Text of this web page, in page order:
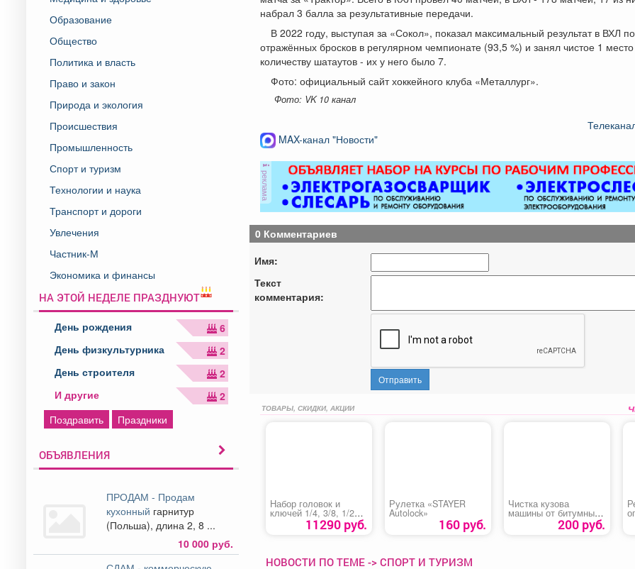
Образование
Общество
Политика и власть
Право и закон
Природа и экология
Происшествия
Промышленность
Спорт и туризм
Технологии и наука
Транспорт и дороги
Увлечения
Частник-М
Экономика и финансы
НА ЭТОЙ НЕДЕЛЕ ПРАЗДНУЮТ
День рождения
6
День физкультурника
2
День строителя
2
И другие
2
Поздравить
Праздники
ОБЪЯВЛЕНИЯ
ПРОДАМ - Продам
кухонный гарнитур
(Польша), длина 2, 8 ...
10 000 руб.
набрал 3 балла за результативные передачи.
В 2022 году, выступая за «Сокол», показал максимальный результат в ВХЛ
отражённых бросков в регулярном чемпионате (93,5 %) и занял чистое 1
количеству шатаутов - их у него было 7.
Фото: официальный сайт хоккейного клуба «Металлург».
Фото: VK 10 канал
MAX-канал "Новости"
реклама
0 Комментариев
Имя:
Текст
комментария:
Отправить
ТОВАРЫ, СКИДКИ, АКЦИИ
Набор головок и
ключей 1/4, 3/8, 1/2
«Pro Startul Stuttgart»
11290 руб.
Рулетка «STAYER
Autolock»
160 руб.
Чистка кузова
машины от битумных
200 руб.
НОВОСТИ ПО ТЕМЕ -> СПОРТ И ТУРИЗМ